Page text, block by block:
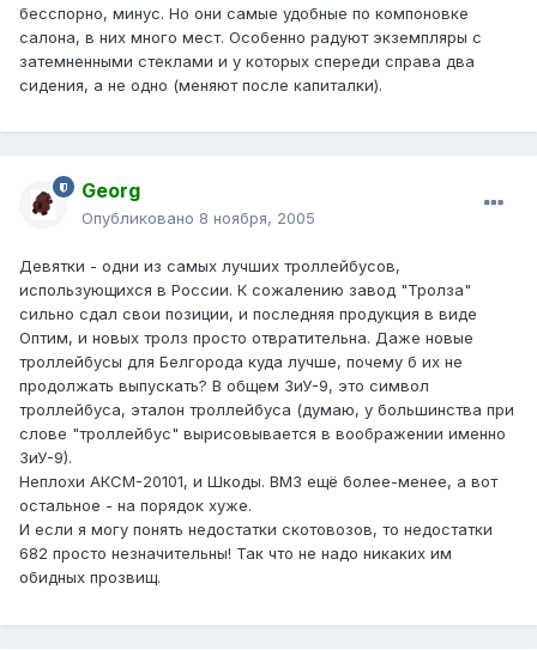
бесспорно, минус. Но они самые удобные по компоновке
салона, в них много мест. Особенно радуют экземпляры с
затемненными стеклами и у которых спереди справа два
сидения, а не одно (меняют после капиталки).
Georg
Опубликовано 8 ноября, 2005
Девятки - одни из самых лучших троллейбусов,
использующихся в России. К сожалению завод "Тролза"
сильно сдал свои позиции, и последняя продукция в виде
Оптим, и новых тролз просто отвратительна. Даже новые
троллейбусы для Белгорода куда лучше, почему б их не
продолжать выпускать? В общем ЗиУ-9, это символ
троллейбуса, эталон троллейбуса (думаю, у большинства при
слове "троллейбус" вырисовывается в воображении именно
ЗиУ-9).
Неплохи АКСМ-20101, и Шкоды. ВМЗ ещё более-менее, а вот
остальное - на порядок хуже.
И если я могу понять недостатки скотовозов, то недостатки
682 просто незначительны! Так что не надо никаких им
обидных прозвищ.